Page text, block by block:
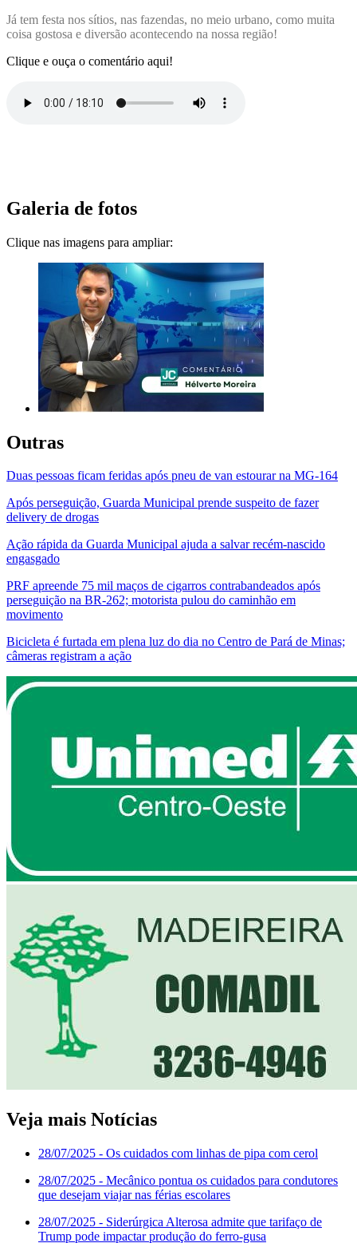
Já tem festa nos sítios, nas fazendas, no meio urbano, como muita
coisa gostosa e diversão acontecendo na nossa região!
Clique e ouça o comentário aqui!
Galeria de fotos
Clique nas imagens para ampliar:
Outras
Duas pessoas ficam feridas após pneu de van estourar na MG-164
Após perseguição, Guarda Municipal prende suspeito de fazer
delivery de drogas
Ação rápida da Guarda Municipal ajuda a salvar recém-nascido
engasgado
PRF apreende 75 mil maços de cigarros contrabandeados após
perseguição na BR-262; motorista pulou do caminhão em
movimento
Bicicleta é furtada em plena luz do dia no Centro de Pará de Minas;
câmeras registram a ação
Veja mais Notícias
28/07/2025 - Os cuidados com linhas de pipa com cerol
28/07/2025 - Mecânico pontua os cuidados para condutores
que desejam viajar nas férias escolares
28/07/2025 - Siderúrgica Alterosa admite que tarifaço de
Trump pode impactar produção do ferro-gusa